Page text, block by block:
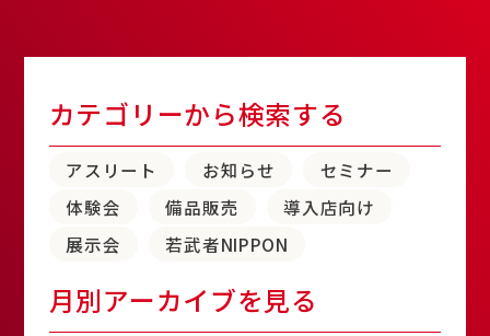
カテゴリーから検索する
アスリート お知らせ
セミナー
体験会
備品販売
導入店向け
展示会
若武者NIPPON
月別アーカイブを見る